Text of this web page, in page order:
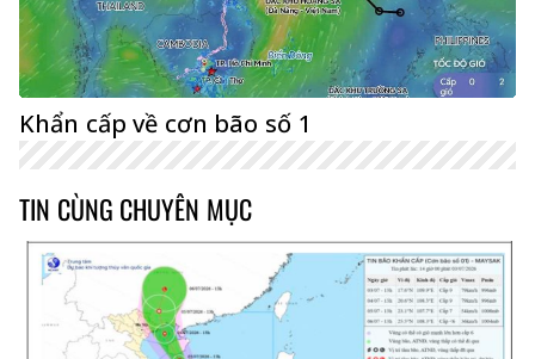
Khẩn cấp về cơn bão số 1
TIN CÙNG CHUYÊN MỤC